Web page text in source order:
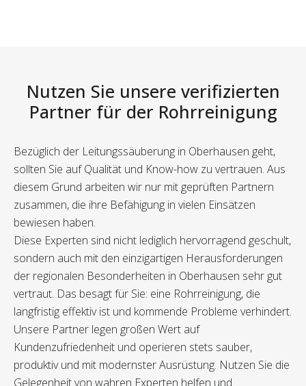
Nutzen Sie unsere verifizierten
Partner für der Rohrreinigung
Bezüglich der Leitungssäuberung in Oberhausen geht,
sollten Sie auf Qualität und Know-how zu vertrauen. Aus
diesem Grund arbeiten wir nur mit geprüften Partnern
zusammen, die ihre Befähigung in vielen Einsätzen
bewiesen haben.
Diese Experten sind nicht lediglich hervorragend geschult,
sondern auch mit den einzigartigen Herausforderungen
der regionalen Besonderheiten in Oberhausen sehr gut
vertraut. Das besagt für Sie: eine Rohrreinigung, die
langfristig effektiv ist und kommende Probleme verhindert.
Unsere Partner legen großen Wert auf
Kundenzufriedenheit und operieren stets sauber,
produktiv und mit modernster Ausrüstung. Nutzen Sie die
Gelegenheit von wahren Experten helfen und